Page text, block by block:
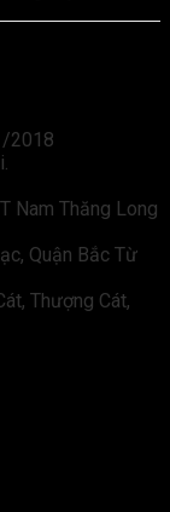
2018
Nam Thăng Long
Quận Bắc Từ
Thượng Cát,